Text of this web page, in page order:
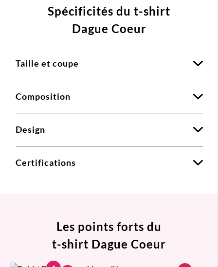
Spécificités du t-shirt
Dague Coeur
Taille et coupe
Composition
Design
Certifications
Les points forts du
t-shirt Dague Coeur